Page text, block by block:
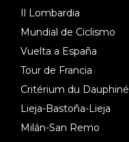
Il Lombardia
Mundial de Ciclismo
Vuelta a España
Tour de Francia
Critérium du Dauphiné
Lieja-Bastoña-Lieja
Milán-San Remo